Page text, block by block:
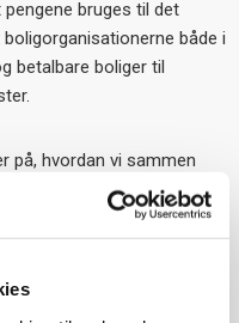
bruges til det
både i
betalbare boliger til
på, hvordan vi sammen
hånden under de beboere,
generelt ønsker at bidrage